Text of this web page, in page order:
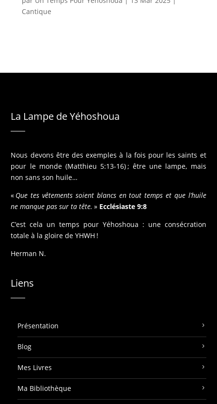
Cantique
La Lampe de Yéhoshoua
Nous devons être des exemples à la fois pour les saints et
pour le monde (Matthieu 5:13-16) ; être une lampe, mais
non sans son huile…
« Que tes vêtements soient blancs en tout temps et que l’huile
ne manque pas sur ta tête. » Ecclésiaste 9:8
C’est cela un temps pour Yéhoshoua : une consécration
totale à la gloire de YHWH !
Herman N.
Liens
Présentation
Blog
Mes Livres
Ma Bibliothèque